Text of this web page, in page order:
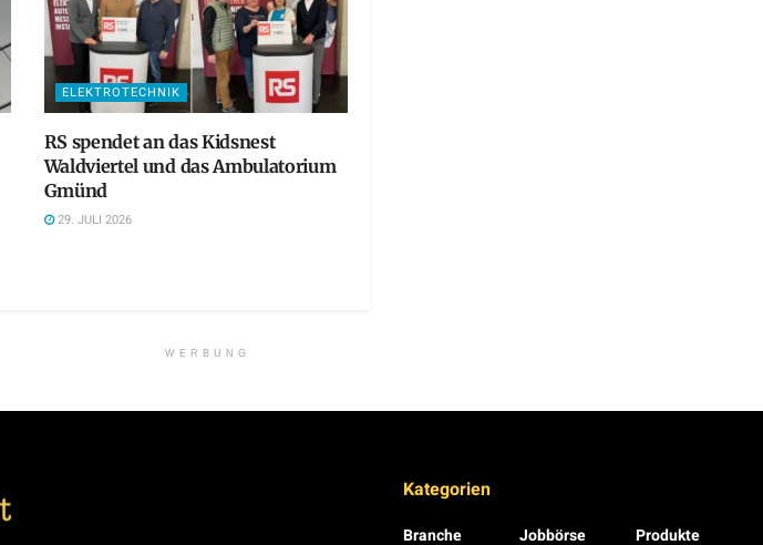
ELEKTROTECHNIK
RS spendet an das Kidsnest
Waldviertel und das Ambulatorium
Gmünd
29. JULI 2026
WERBUNG
Kategorien
Branche Jobbörse Produkte